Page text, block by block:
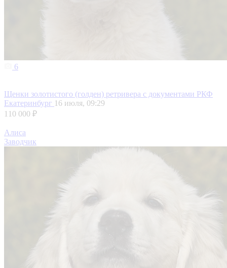
6
Щенки золотистого (голден) ретривера с документами РКФ
Екатеринбург 16 июля, 09:29
110 000 ₽
Алиса
Заводчик